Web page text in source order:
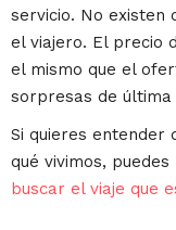
servicio. No existen
el viajero. El precio
el mismo que el
sorpresas de última
Si quieres
qué vivimos,
buscar el viaje que